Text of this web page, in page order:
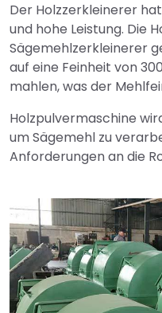
Der Holzzerkleinerer
und hohe Leistung. Die
Sägemehlzerkleinerer
auf eine Feinheit von
mahlen, was der
Holzpulvermaschine
um Sägemehl zu
Anforderungen an die